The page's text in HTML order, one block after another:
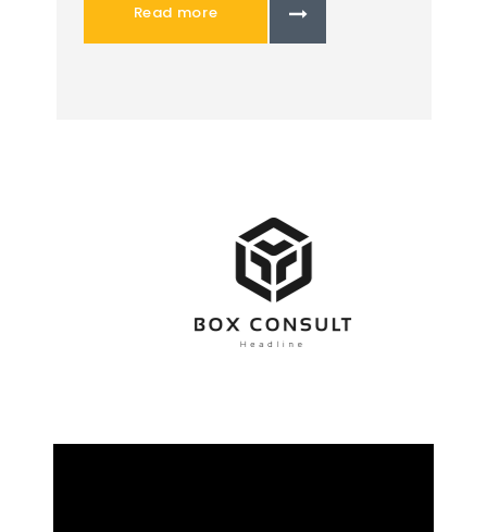
Read more